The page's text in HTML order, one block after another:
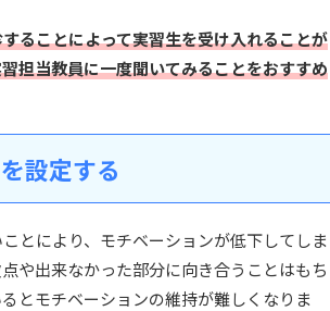
ることによって実習生を受け入れることが
担当教員に一度聞いてみることをおすすめ
設定する
とにより、モチベーションが低下してしま
や出来なかった部分に向き合うことはもち
とモチベーションの維持が難しくなりま